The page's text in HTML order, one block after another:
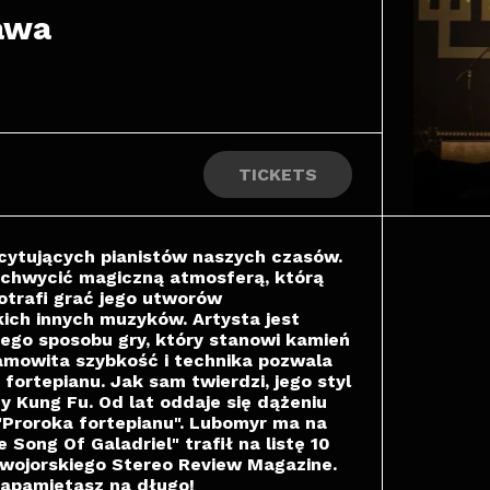
TICKETS
pianistów naszych czasów.
magiczną atmosferą, którą
grać jego utworów
innych muzyków. Artysta jest
sposobu gry, który stanowi kamień
szybkość i technika pozwala
Jak sam twierdzi, jego styl
Kung Fu. Od lat oddaje się dążeniu
fortepianu". Lubomyr ma na
Song Of Galadriel" trafił na listę 10
Stereo Review Magazine.
na długo!